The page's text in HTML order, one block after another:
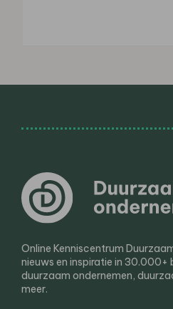
Online Kenniscentrum
nieuws en inspiratie in 30.000+
duurzaam ondernemen,
meer.